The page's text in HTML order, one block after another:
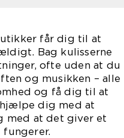
får dig til at
Bag kulisserne
ofte uden at du
og musikken – alle
og få dig til at
dig med at
med at det giver et
fungerer.